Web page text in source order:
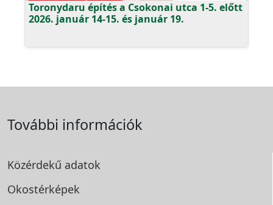
Toronydaru építés a Csokonai utca 1-5. előtt
2026. január 14-15. és január 19.
További információk
Közérdekű adatok
Okostérképek